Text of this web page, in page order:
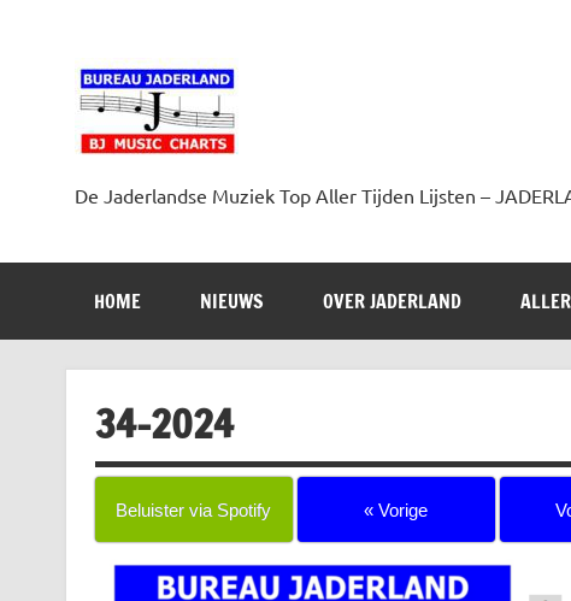
De Jaderlandse Muziek Top Aller Tijden Lijsten –
HOME NIEUWS OVER JADERLAND
34-2024
Beluister via Spotify « Vorige